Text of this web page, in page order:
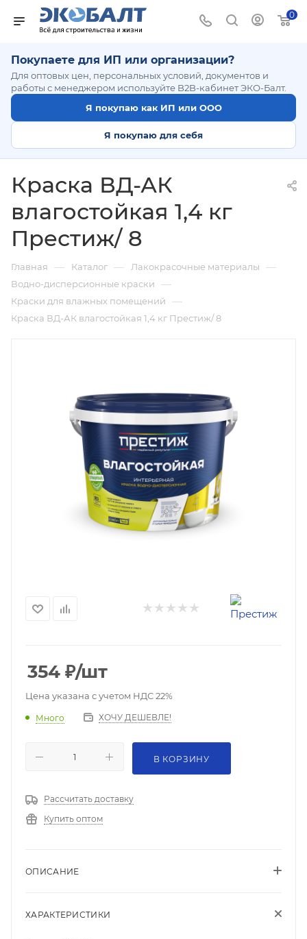
0
Покупаете для ИП или организации?
Для оптовых цен, персональных условий, документов и
работы с менеджером используйте B2B-кабинет ЭКО-Балт.
Я покупаю как ИП или ООО
Я покупаю для себя
Краска ВД-АК
влагостойкая 1,4 кг
Престиж/ 8
Главная — Каталог — Лакокрасочные материалы —
Водно-дисперсионные краски —
Краски для влажных помещений —
Краска ВД-АК влагостойкая 1,4 кг Престиж/ 8
354 ₽/шт
Цена указана с учетом НДС 22%
Много ХОЧУ ДЕШЕВЛЕ!
В КОРЗИНУ
Рассчитать доставку
Купить оптом
ОПИСАНИЕ
ХАРАКТЕРИСТИКИ